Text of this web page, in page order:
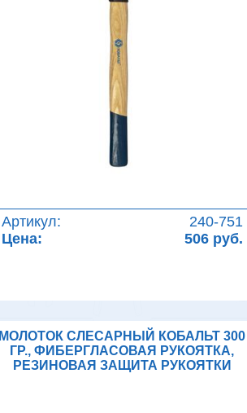
Артикул:
240-751
Цена:
506 руб.
МОЛОТОК СЛЕСАРНЫЙ КОБАЛЬТ 300
ГР., ФИБЕРГЛАСОВАЯ РУКОЯТКА,
РЕЗИНОВАЯ ЗАЩИТА РУКОЯТКИ